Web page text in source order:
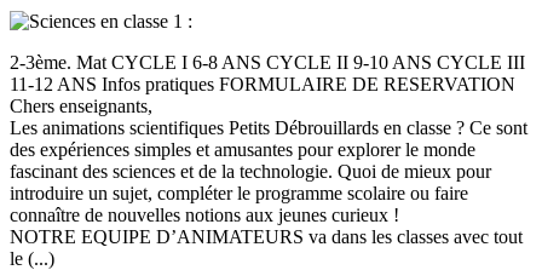
2-3ème. Mat CYCLE I 6-8 ANS CYCLE II 9-10 ANS CYCLE III
11-12 ANS Infos pratiques FORMULAIRE DE RESERVATION
Chers enseignants,
Les animations scientifiques Petits Débrouillards en classe ? Ce sont
des expériences simples et amusantes pour explorer le monde
fascinant des sciences et de la technologie. Quoi de mieux pour
introduire un sujet, compléter le programme scolaire ou faire
connaître de nouvelles notions aux jeunes curieux !
NOTRE EQUIPE D’ANIMATEURS va dans les classes avec tout
le (...)